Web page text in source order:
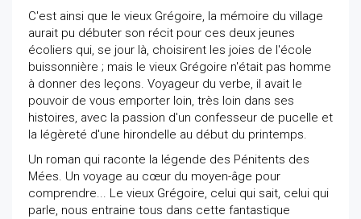
C'est ainsi que le vieux Grégoire, la mémoire du village
aurait pu débuter son récit pour ces deux jeunes
écoliers qui, se jour là, choisirent les joies de l'école
buissonnière ; mais le vieux Grégoire n'était pas homme
à donner des leçons. Voyageur du verbe, il avait le
pouvoir de vous emporter loin, très loin dans ses
histoires, avec la passion d'un confesseur de pucelle et
la légèreté d'une hirondelle au début du printemps.
Un roman qui raconte la légende des Pénitents des
Mées. Un voyage au cœur du moyen-âge pour
comprendre... Le vieux Grégoire, celui qui sait, celui qui
parle, nous entraine tous dans cette fantastique